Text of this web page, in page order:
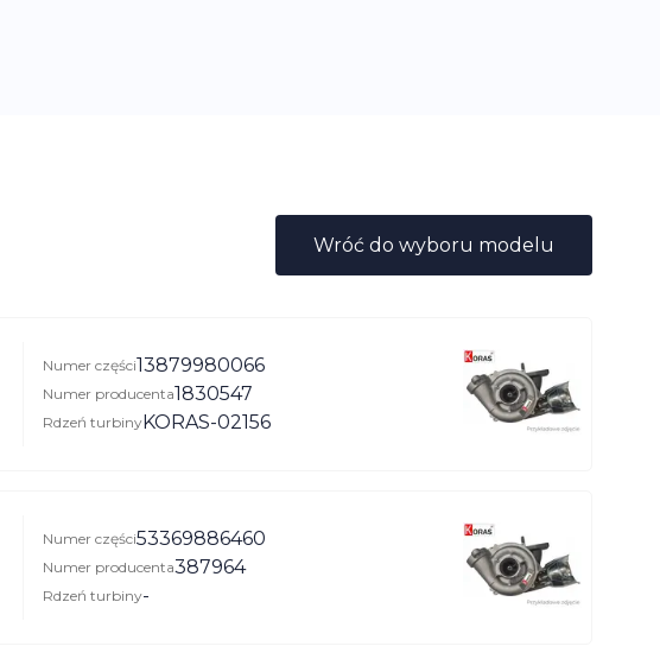
Wróć do wyboru modelu
Numer części13879980066
Numer producenta1830547
Rdzeń turbiny KORAS-02156
Numer części53369886460
Numer producenta387964
Rdzeń turbiny-